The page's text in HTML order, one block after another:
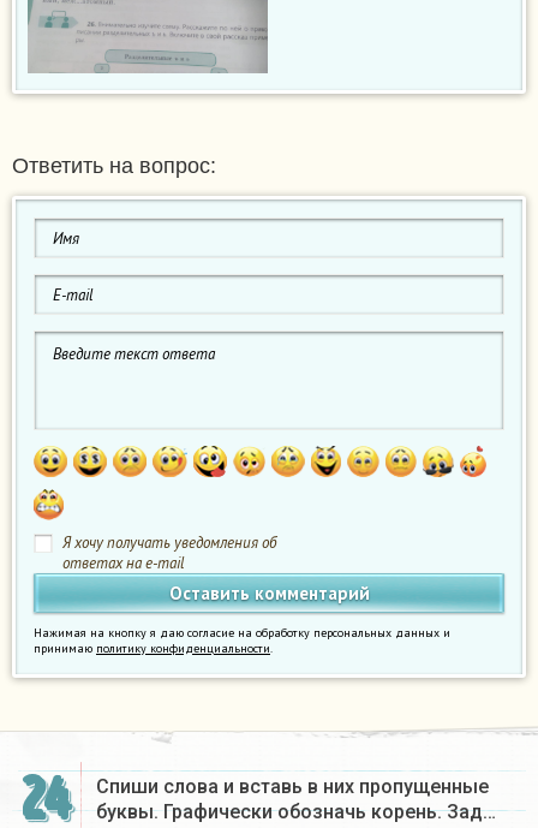
Ответить на вопрос:
Я хочу получать уведомления об
ответах на e-mail
Нажимая на кнопку я даю согласие на обработку персональных данных и
принимаю политику конфиденциальности.
24
Спиши слова и вставь в них пропущенные
буквы. Графически обозначь корень. Зад…